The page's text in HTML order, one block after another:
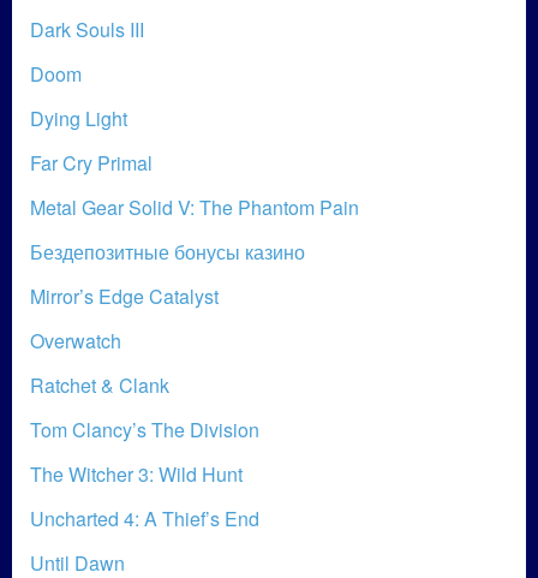
Dark Souls III
Doom
Dying Light
Far Cry Primal
Metal Gear Solid V: The Phantom Pain
Бездепозитные бонусы казино
Mirror’s Edge Catalyst
Overwatch
Ratchet & Clank
Tom Clancy’s The Division
The Witcher 3: Wild Hunt
Uncharted 4: A Thief’s End
Until Dawn